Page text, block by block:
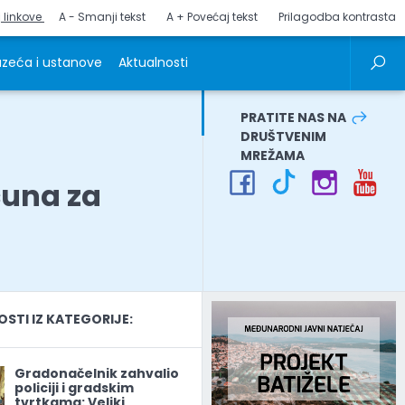
linkove A - Smanji tekst A + Povećaj tekst Prilagodba kontrasta
i ustanove Aktualnosti
za
PRATITE NAS NA
DRUŠTVENIM
MREŽAMA
IZ KATEGORIJE:
Gradonačelnik zahvalio
policiji i gradskim